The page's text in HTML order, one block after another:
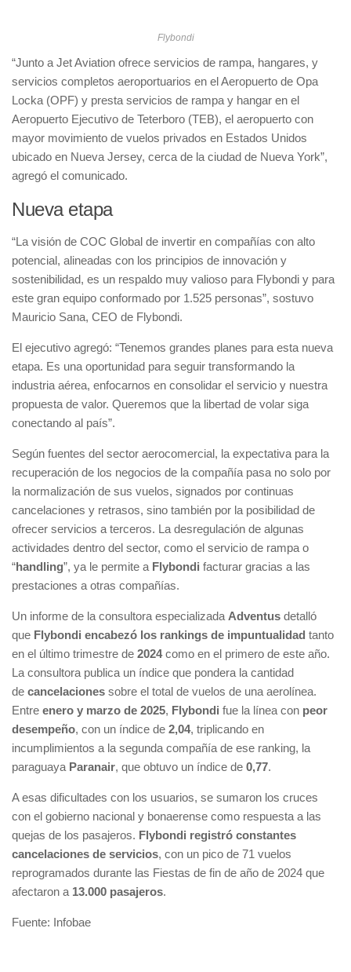
Flybondi
“Junto a Jet Aviation ofrece servicios de rampa, hangares, y
servicios completos aeroportuarios en el Aeropuerto de Opa
Locka (OPF) y presta servicios de rampa y hangar en el
Aeropuerto Ejecutivo de Teterboro (TEB), el aeropuerto con
mayor movimiento de vuelos privados en Estados Unidos
ubicado en Nueva Jersey, cerca de la ciudad de Nueva York”,
agregó el comunicado.
Nueva etapa
“La visión de COC Global de invertir en compañías con alto
potencial, alineadas con los principios de innovación y
sostenibilidad, es un respaldo muy valioso para Flybondi y para
este gran equipo conformado por 1.525 personas”, sostuvo
Mauricio Sana, CEO de Flybondi.
El ejecutivo agregó: “Tenemos grandes planes para esta nueva
etapa. Es una oportunidad para seguir transformando la
industria aérea, enfocarnos en consolidar el servicio y nuestra
propuesta de valor. Queremos que la libertad de volar siga
conectando al país”.
Según fuentes del sector aerocomercial, la expectativa para la
recuperación de los negocios de la compañía pasa no solo por
la normalización de sus vuelos, signados por continuas
cancelaciones y retrasos, sino también por la posibilidad de
ofrecer servicios a terceros. La desregulación de algunas
actividades dentro del sector, como el servicio de rampa o
“handling”, ya le permite a Flybondi facturar gracias a las
prestaciones a otras compañías.
Un informe de la consultora especializada Adventus detalló
que Flybondi encabezó los rankings de impuntualidad tanto
en el último trimestre de 2024como en el primero de este año.
La consultora publica un índice que pondera la cantidad
de cancelaciones sobre el total de vuelos de una aerolínea.
Entre enero y marzo de 2025, Flybondi fue la línea con peor
desempeño, con un índice de 2,04, triplicando en
incumplimientos a la segunda compañía de ese ranking, la
paraguaya Paranair, que obtuvo un índice de 0,77.
A esas dificultades con los usuarios, se sumaron los cruces
con el gobierno nacional y bonaerense como respuesta a las
quejas de los pasajeros. Flybondi registró constantes
cancelaciones de servicios, con un pico de 71 vuelos
reprogramados durante las Fiestas de fin de año de 2024 que
afectaron a 13.000 pasajeros.
Fuente: Infobae